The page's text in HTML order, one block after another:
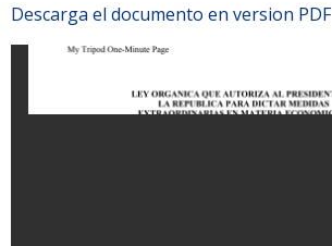
Descarga el documento en version PDF